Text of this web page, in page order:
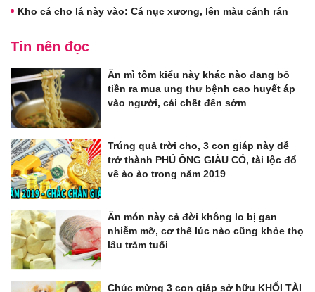
Kho cá cho lá này vào: Cá nục xương, lên màu cánh rán
Tin nên đọc
Ăn mì tôm kiểu này khác nào đang bỏ
tiền ra mua ung thư bệnh cao huyết áp
vào người, cái chết đến sớm
Trúng quả trời cho, 3 con giáp này dễ
trở thành PHÚ ÔNG GIÀU CÓ, tài lộc đổ
về ào ào trong năm 2019
Ăn món này cả đời không lo bị gan
nhiễm mỡ, cơ thể lúc nào cũng khỏe thọ
lâu trăm tuổi
Chúc mừng 3 con giáp sở hữu KHỐI TÀI